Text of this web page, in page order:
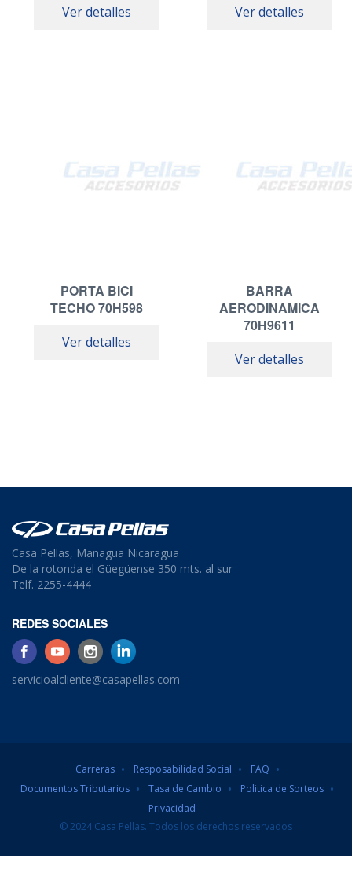
Ver detalles Ver detalles
PORTA BICI
TECHO 70H598
Ver detalles
BARRA
AERODINAMICA
70H9611
Ver detalles
Casa Pellas, Managua Nicaragua
De la rotonda el Güegüense 350 mts. al sur
Telf. 2255-4444
REDES SOCIALES
servicioalcliente@casapellas.com
Carreras Resposabilidad Social
FAQ
Documentos Tributarios
Tasa de Cambio
Politica de Sorteos
Privacidad
© 2024 Casa Pellas. Todos los derechos reservados